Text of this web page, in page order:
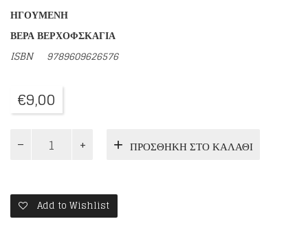
ΗΓΟΥΜΕΝΗ
ΒΕΡΑ ΒΕΡΧΟΦΣΚΑΓΙΑ
ISBN9789609626576
€9,00
ΖΩΣΙΜΑΣ
ποσότητα
ΠΡΟΣΘΉΚΗ ΣΤΟ ΚΑΛΆΘΙ
Add to Wishlist